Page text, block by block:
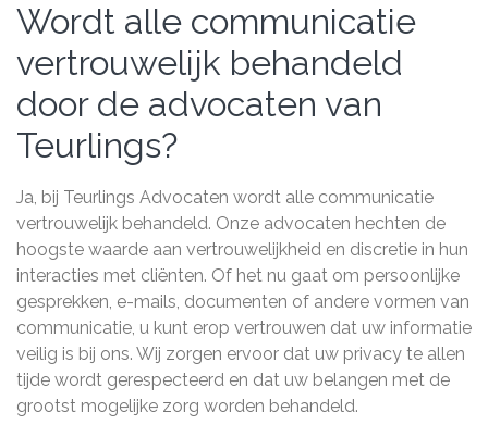
Wordt alle communicatie
vertrouwelijk behandeld
door de advocaten van
Teurlings?
Ja, bij Teurlings Advocaten wordt alle communicatie
vertrouwelijk behandeld. Onze advocaten hechten de
hoogste waarde aan vertrouwelijkheid en discretie in hun
interacties met cliënten. Of het nu gaat om persoonlijke
gesprekken, e-mails, documenten of andere vormen van
communicatie, u kunt erop vertrouwen dat uw informatie
veilig is bij ons. Wij zorgen ervoor dat uw privacy te allen
tijde wordt gerespecteerd en dat uw belangen met de
grootst mogelijke zorg worden behandeld.